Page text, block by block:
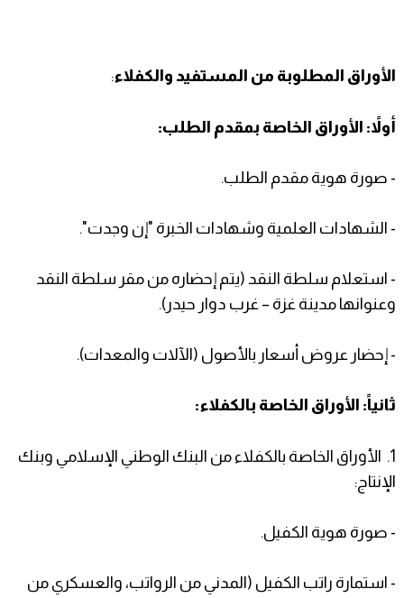
الأوراق المطلوبة من المستفيد والكفلاء:
أولاً: الأوراق الخاصة بمقدم الطلب:
- صورة هوية مقدم الطلب.
- الشهادات العلمية وشهادات الخبرة "إن وجدت".
- استعلام سلطة النقد (يتم إحضاره من مقر سلطة النقد
وعنوانها مدينة غزة – غرب دوار حيدر).
- إحضار عروض أسعار بالأصول (الآلات والمعدات).
ثانياً: الأوراق الخاصة بالكفلاء:
1. الأوراق الخاصة بالكفلاء من البنك الوطني الإسلامي وبنك
الإنتاج:
- صورة هوية الكفيل.
- استمارة راتب الكفيل (المدني من الرواتب، والعسكري من